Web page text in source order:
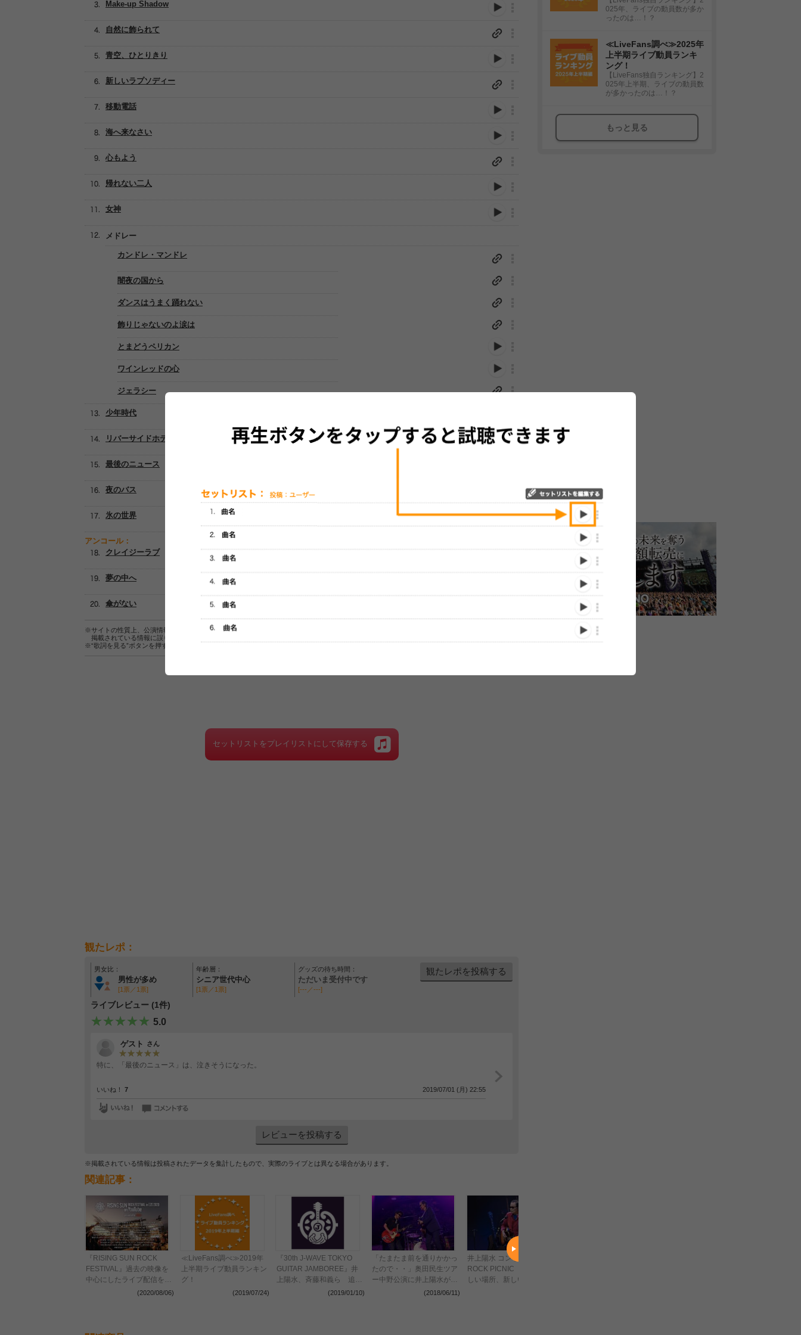
Make-up Shadow
自然に飾られて
青空、ひとりきり
新しいラプソディー
移動電話
海へ来なさい
心もよう
帰れない二人
女神
メドレー
カンドレ・マンドレ
闇夜の国から
ダンスはうまく踊れない
飾りじゃないのよ涙は
とまどうペリカン
ワインレッドの心
ジェラシー
少年時代
リバーサイドホテル
最後のニュース
夜のバス
氷の世界
アンコール：
クレイジーラブ
夢の中へ
傘がない
※サイトの性質上、公演情報およびセットリスト情報の正確性は保証されませんので、あらかじめご了承ください。
掲載されている情報に誤りがある場合は、
※“歌詞を見る”ボタンを押すと、株式会社ページワンが運営する歌詞サイト「
セットリストをプレイリストにして保存する
観たレポ：
男女比：
男性が多め
[1票／1票]
年齢層：
シニア世代中心
[1票／1票]
グッズの待ち時間：
ただいま受付中です
[---／---]
観たレポを投稿する
ライブレビュー (1件)
5.0
ゲスト さん
特に、「最後のニュース」は、泣きそうになった。
いいね！ 7 2019/07/01 (月) 22:55
レビューを投稿する
※掲載されている情報は投稿されたデータを集計したもので、実際のライブとは異なる場合があります。
関連記事：
『RISING SUN ROCK
FESTIVAL』過去の映像を
中心にしたライブ配信を実
施 新たに制作されるトー
(2020/08/06)
≪LiveFans調べ≫2019年
上半期ライブ動員ランキン
グ！
(2019/07/24)
『30th J-WAVE TOKYO
GUITAR JAMBOREE』井
上陽水、斉藤和義ら 追加
出演アーティストを発表
(2019/01/10)
「たまたま前を通りかかっ
たので・・」奥田民生ツア
ー中野公演に井上陽水がサ
(2018/06/11)
井上陽水 コンサート2018
ROCK PICNIC 開催！新
しい場所、新しい出会い
025年、ライブの動員数が多か
ったのは…！？
≪LiveFans調べ≫2025年
上半期ライブ動員ランキ
ング！
【LiveFans独自ランキング】2
025年上半期、ライブの動員数
が多かったのは…！？
もっと見る